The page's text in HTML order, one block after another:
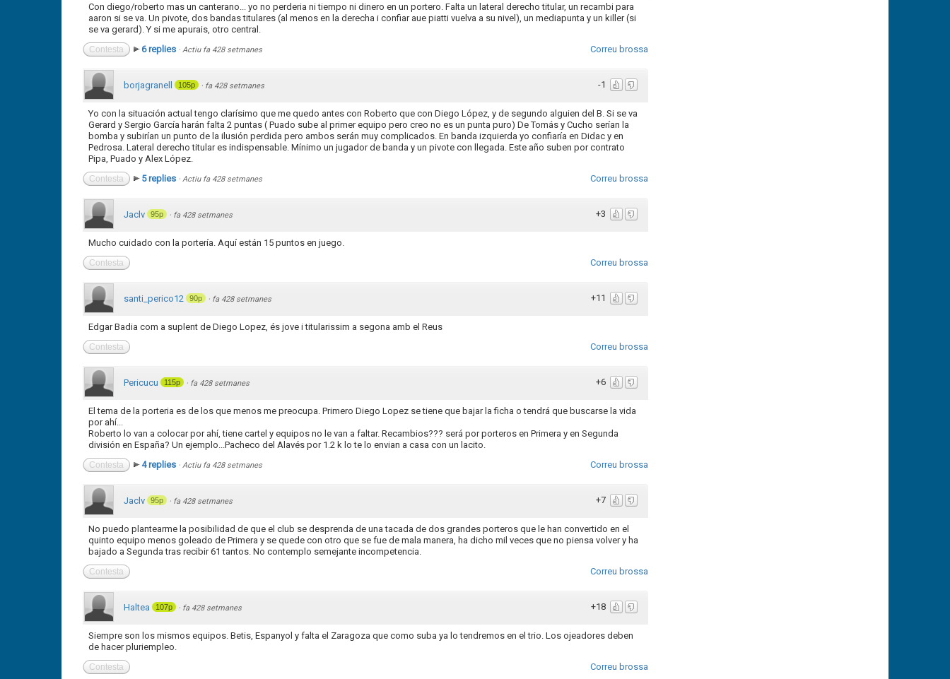
Con diego/roberto mas un canterano... yo no perderia ni tiempo ni dinero en un portero. Falta un lateral derecho titular, un recambi para
aaron si se va. Un pivote, dos bandas titulares (al menos en la derecha i confiar aue piatti vuelva a su nivel), un mediapunta y un killer (si
se va gerard). Y si me apurais, otro central.
Correu brossa
Contesta 6 replies · Actiu fa 428 setmanes
-1
borjagranell 105p · fa 428 setmanes
Yo con la situación actual tengo clarísimo que me quedo antes con Roberto que con Diego López, y de segundo alguien del B. Si se va
Gerard y Sergio García harán falta 2 puntas ( Puado sube al primer equipo pero creo no es un punta puro) De Tomás y Cucho serían la
bomba y subirían un punto de la ilusión perdida pero ambos serán muy complicados. En banda izquierda yo confiaría en Didac y en
Pedrosa. Lateral derecho titular es indispensable. Mínimo un jugador de banda y un pivote con llegada. Este año suben por contrato
Pipa, Puado y Alex López.
Correu brossa
Contesta 5 replies · Actiu fa 428 setmanes
+3
Jaclv 95p · fa 428 setmanes
Mucho cuidado con la portería. Aquí están 15 puntos en juego.
Correu brossa
Contesta
+11
santi_perico12 90p · fa 428 setmanes
Edgar Badia com a suplent de Diego Lopez, és jove i titularissim a segona amb el Reus
Correu brossa
Contesta
+6
Pericucu 115p · fa 428 setmanes
El tema de la porteria es de los que menos me preocupa. Primero Diego Lopez se tiene que bajar la ficha o tendrá que buscarse la vida
por ahí...
Roberto lo van a colocar por ahí, tiene cartel y equipos no le van a faltar. Recambios??? será por porteros en Primera y en Segunda
división en España? Un ejemplo...Pacheco del Alavés por 1.2 k lo te lo envian a casa con un lacito.
Correu brossa
Contesta 4 replies · Actiu fa 428 setmanes
+7
Jaclv 95p · fa 428 setmanes
No puedo plantearme la posibilidad de que el club se desprenda de una tacada de dos grandes porteros que le han convertido en el
quinto equipo menos goleado de Primera y se quede con otro que se fue de mala manera, ha dicho mil veces que no piensa volver y ha
bajado a Segunda tras recibir 61 tantos. No contemplo semejante incompetencia.
Correu brossa
Contesta
+18
Haltea 107p · fa 428 setmanes
Siempre son los mismos equipos. Betis, Espanyol y falta el Zaragoza que como suba ya lo tendremos en el trio. Los ojeadores deben
de hacer pluriempleo.
Correu brossa
Contesta